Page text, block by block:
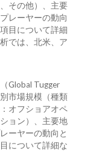
その他）、主要
レーヤーの動向
目について詳細
では、北米、ア
Global Tugger
市場規模（種類
オフショアオペ
ョン）、主要地
ーヤーの動向と
について詳細な